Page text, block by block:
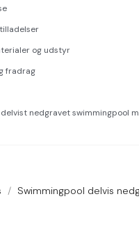
/ Swimmingpool delvis
og udstyr
fradrag
nedgravet swimmingpool